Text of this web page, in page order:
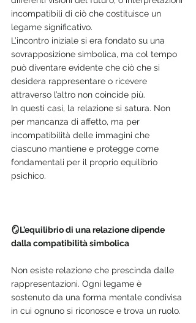
incompatibili di ciò che costituisce un
legame significativo.
L’incontro iniziale si era fondato su una
sovrapposizione simbolica, ma col tempo
può diventare evidente che ciò che si
desidera rappresentare o ricevere
attraverso l’altro non coincide più.
In questi casi, la relazione si satura. Non
per mancanza di affetto, ma per
incompatibilità delle immagini che
ciascuno mantiene e protegge come
fondamentali per il proprio equilibrio
psichico.
🪞L’equilibrio di una relazione dipende
dalla compatibilità simbolica
Non esiste relazione che prescinda dalle
rappresentazioni. Ogni legame è
sostenuto da una forma mentale condivisa
in cui ognuno si riconosce e trova un ruolo.